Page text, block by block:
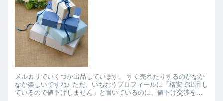
メルカリでいくつか出品しています。 すぐ売れたりするのがなか
なか楽しいですね♪ ただ、いちおうプロフィールに「格安で出品し
ているので値下げしません」と書いているのに、値下げ交渉をし